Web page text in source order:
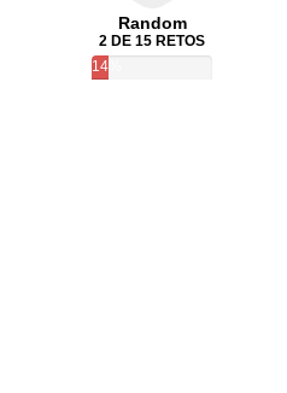
Random
2 DE 15 RETOS
14%